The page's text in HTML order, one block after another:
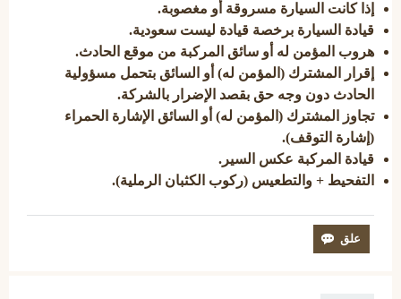
إذا كانت السيارة مسروقة أو مغصوبة.
قيادة السيارة برخصة قيادة ليست سعودية.
هروب المؤمن له أو سائق المركبة من موقع الحادث.
إقرار المشترك (المؤمن له) أو السائق بتحمل مسؤولية
الحادث دون وجه حق بقصد الإضرار بالشركة.
تجاوز المشترك (المؤمن له) أو السائق الإشارة الحمراء
(إشارة التوقف).
قيادة المركبة عكس السير.
التفحيط + والتطعيس (ركوب الكثبان الرملية).